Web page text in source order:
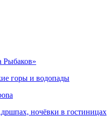
Рыбаков»
горы и водопады
ночёвки в гостиницах